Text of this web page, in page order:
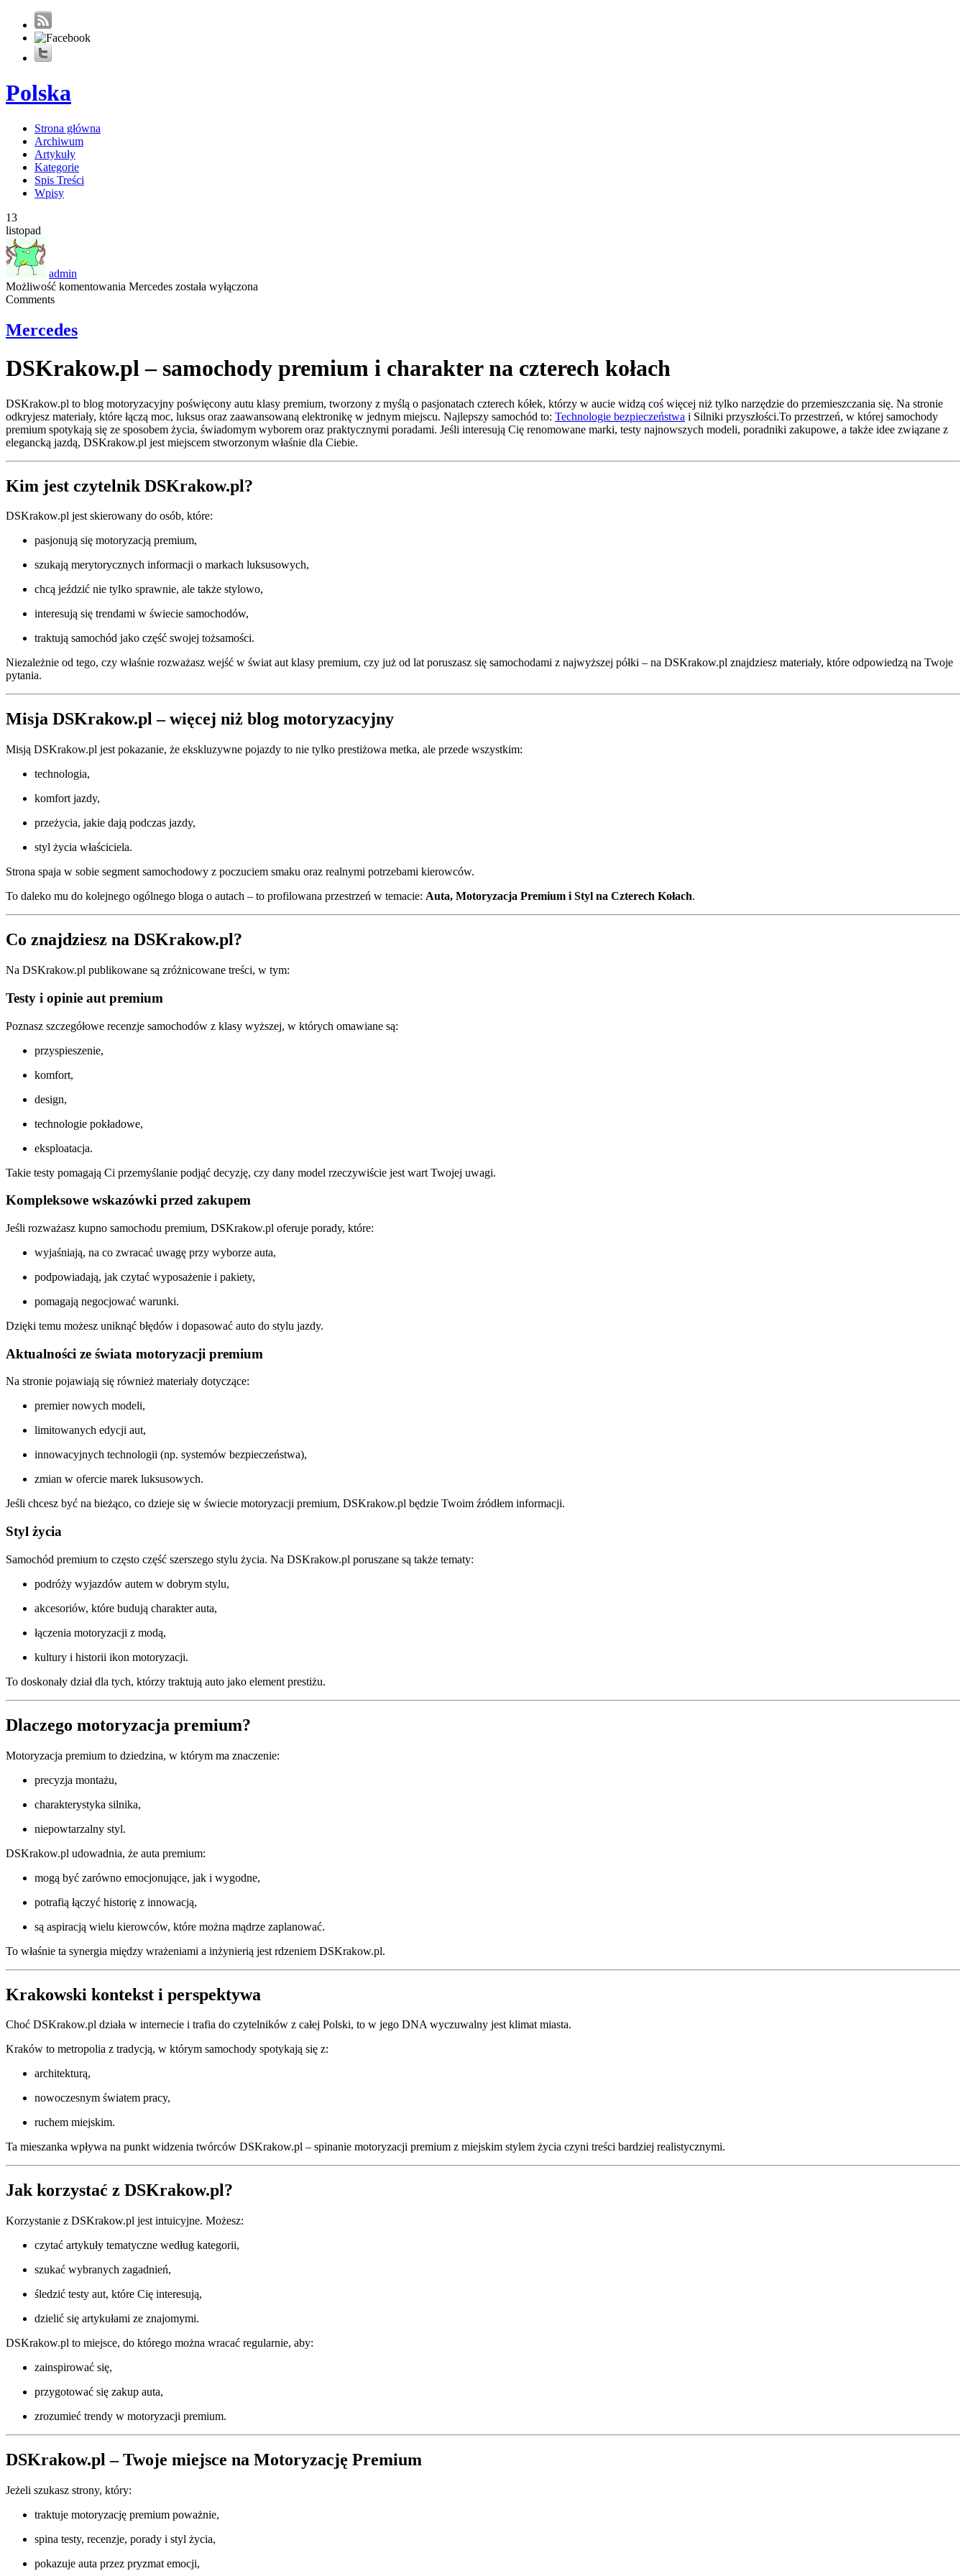
Polska
Strona główna
Archiwum
Artykuły
Kategorie
Spis Treści
Wpisy
13
listopad
admin
Możliwość komentowania Mercedes została wyłączona
Comments
Mercedes
DSKrakow.pl – samochody premium i charakter na czterech kołach
DSKrakow.pl to blog motoryzacyjny poświęcony autu klasy premium, tworzony z myślą o pasjonatach czterech kółek, którzy w aucie widzą coś więcej niż tylko narzędzie do przemieszczania się. Na stronie
odkryjesz materiały, które łączą moc, luksus oraz zaawansowaną elektronikę w jednym miejscu. Najlepszy samochód to: Technologie bezpieczeństwa i Silniki przyszłości.To przestrzeń, w której samochody
premium spotykają się ze sposobem życia, świadomym wyborem oraz praktycznymi poradami. Jeśli interesują Cię renomowane marki, testy najnowszych modeli, poradniki zakupowe, a także idee związane z
elegancką jazdą, DSKrakow.pl jest miejscem stworzonym właśnie dla Ciebie.
Kim jest czytelnik DSKrakow.pl?
DSKrakow.pl jest skierowany do osób, które:
pasjonują się motoryzacją premium,
szukają merytorycznych informacji o markach luksusowych,
chcą jeździć nie tylko sprawnie, ale także stylowo,
interesują się trendami w świecie samochodów,
traktują samochód jako część swojej tożsamości.
Niezależnie od tego, czy właśnie rozważasz wejść w świat aut klasy premium, czy już od lat poruszasz się samochodami z najwyższej półki – na DSKrakow.pl znajdziesz materiały, które odpowiedzą na Twoje
pytania.
Misja DSKrakow.pl – więcej niż blog motoryzacyjny
Misją DSKrakow.pl jest pokazanie, że ekskluzywne pojazdy to nie tylko prestiżowa metka, ale przede wszystkim:
technologia,
komfort jazdy,
przeżycia, jakie dają podczas jazdy,
styl życia właściciela.
Strona spaja w sobie segment samochodowy z poczuciem smaku oraz realnymi potrzebami kierowców.
To daleko mu do kolejnego ogólnego bloga o autach – to profilowana przestrzeń w temacie: Auta, Motoryzacja Premium i Styl na Czterech Kołach.
Co znajdziesz na DSKrakow.pl?
Na DSKrakow.pl publikowane są zróżnicowane treści, w tym:
Testy i opinie aut premium
Poznasz szczegółowe recenzje samochodów z klasy wyższej, w których omawiane są:
przyspieszenie,
komfort,
design,
technologie pokładowe,
eksploatacja.
Takie testy pomagają Ci przemyślanie podjąć decyzję, czy dany model rzeczywiście jest wart Twojej uwagi.
Kompleksowe wskazówki przed zakupem
Jeśli rozważasz kupno samochodu premium, DSKrakow.pl oferuje porady, które:
wyjaśniają, na co zwracać uwagę przy wyborze auta,
podpowiadają, jak czytać wyposażenie i pakiety,
pomagają negocjować warunki.
Dzięki temu możesz uniknąć błędów i dopasować auto do stylu jazdy.
Aktualności ze świata motoryzacji premium
Na stronie pojawiają się również materiały dotyczące:
premier nowych modeli,
limitowanych edycji aut,
innowacyjnych technologii (np. systemów bezpieczeństwa),
zmian w ofercie marek luksusowych.
Jeśli chcesz być na bieżąco, co dzieje się w świecie motoryzacji premium, DSKrakow.pl będzie Twoim źródłem informacji.
Styl życia
Samochód premium to często część szerszego stylu życia. Na DSKrakow.pl poruszane są także tematy:
podróży wyjazdów autem w dobrym stylu,
akcesoriów, które budują charakter auta,
łączenia motoryzacji z modą,
kultury i historii ikon motoryzacji.
To doskonały dział dla tych, którzy traktują auto jako element prestiżu.
Dlaczego motoryzacja premium?
Motoryzacja premium to dziedzina, w którym ma znaczenie:
precyzja montażu,
charakterystyka silnika,
niepowtarzalny styl.
DSKrakow.pl udowadnia, że auta premium:
mogą być zarówno emocjonujące, jak i wygodne,
potrafią łączyć historię z innowacją,
są aspiracją wielu kierowców, które można mądrze zaplanować.
To właśnie ta synergia między wrażeniami a inżynierią jest rdzeniem DSKrakow.pl.
Krakowski kontekst i perspektywa
Choć DSKrakow.pl działa w internecie i trafia do czytelników z całej Polski, to w jego DNA wyczuwalny jest klimat miasta.
Kraków to metropolia z tradycją, w którym samochody spotykają się z:
architekturą,
nowoczesnym światem pracy,
ruchem miejskim.
Ta mieszanka wpływa na punkt widzenia twórców DSKrakow.pl – spinanie motoryzacji premium z miejskim stylem życia czyni treści bardziej realistycznymi.
Jak korzystać z DSKrakow.pl?
Korzystanie z DSKrakow.pl jest intuicyjne. Możesz:
czytać artykuły tematyczne według kategorii,
szukać wybranych zagadnień,
śledzić testy aut, które Cię interesują,
dzielić się artykułami ze znajomymi.
DSKrakow.pl to miejsce, do którego można wracać regularnie, aby:
zainspirować się,
przygotować się zakup auta,
zrozumieć trendy w motoryzacji premium.
DSKrakow.pl – Twoje miejsce na Motoryzację Premium
Jeżeli szukasz strony, który:
traktuje motoryzację premium poważnie,
spina testy, recenzje, porady i styl życia,
pokazuje auta przez pryzmat emocji,